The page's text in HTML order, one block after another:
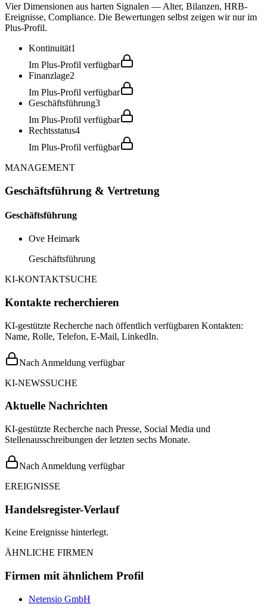
Vier Dimensionen aus harten Signalen — Alter, Bilanzen, HRB-
Ereignisse, Compliance. Die Bewertungen selbst zeigen wir nur im
Plus-Profil.
Kontinuität1
Im Plus-Profil verfügbar
Finanzlage2
Im Plus-Profil verfügbar
Geschäftsführung3
Im Plus-Profil verfügbar
Rechtsstatus4
Im Plus-Profil verfügbar
MANAGEMENT
Geschäftsführung & Vertretung
Geschäftsführung
Ove Heimark
Geschäftsführung
KI-KONTAKTSUCHE
Kontakte recherchieren
KI-gestützte Recherche nach öffentlich verfügbaren Kontakten:
Name, Rolle, Telefon, E-Mail, LinkedIn.
Nach Anmeldung verfügbar
KI-NEWSSUCHE
Aktuelle Nachrichten
KI-gestützte Recherche nach Presse, Social Media und
Stellenausschreibungen der letzten sechs Monate.
Nach Anmeldung verfügbar
EREIGNISSE
Handelsregister-Verlauf
Keine Ereignisse hinterlegt.
ÄHNLICHE FIRMEN
Firmen mit ähnlichem Profil
Netensio GmbH